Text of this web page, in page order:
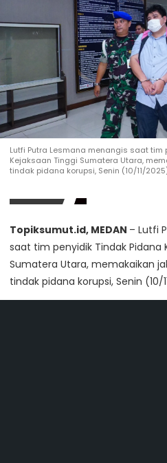
Lutfi Putra Lesmana menangis saat tim
Kejaksaan Tinggi Sumatera Utara,
tindak pidana korupsi, Senin (10/11/
Topiksumut.id, MEDAN – Lutfi
saat tim penyidik Tindak Pidana
Sumatera Utara, memakaikan
tindak pidana korupsi, Senin (10/